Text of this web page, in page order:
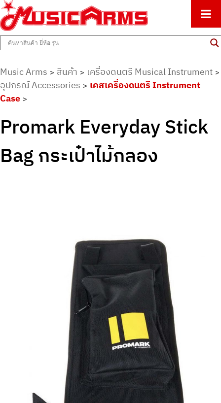
Music Arms
ศูนย์รวมครื่องดนตรีทุกชนิด ตั้งแต่เริ่มต้นถึงมืออาชีพ
Music Arms > สินค้า > เครื่องดนตรี Musical Instrument >
อุปกรณ์ Accessories > เคสเครื่องดนตรี Instrument
Case >
Promark Everyday Stick
Bag กระเป๋าไม้กลอง